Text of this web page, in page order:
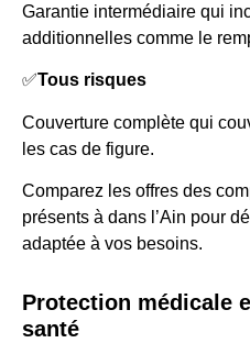
Garantie intermédiaire qui
additionnelles comme le
✅Tous risques
Couverture complète qui
les cas de figure.
Comparez les offres des
présents à dans l’Ain pour
adaptée à vos besoins.
Protection médicale
santé